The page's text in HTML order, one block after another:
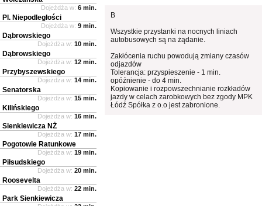
B
Wszystkie przystanki na nocnych liniach
autobusowych są na żądanie.
Zakłócenia ruchu powodują zmiany czasów
odjazdów
Tolerancja: przyspieszenie - 1 min.
opóźnienie - do 4 min.
Kopiowanie i rozpowszechnianie rozkładów
jazdy w celach zarobkowych bez zgody MPK
Łódź Spółka z o.o jest zabronione.
Dojeżdża w: 6 min.
Pl. Niepodległości
Dojeżdża w: 9 min.
Dąbrowskiego
Dojeżdża w: 10 min.
Dąbrowskiego
Dojeżdża w: 12 min.
Przybyszewskiego
Dojeżdża w: 14 min.
Senatorska
Dojeżdża w: 15 min.
Kilińskiego
Dojeżdża w: 16 min.
Sienkiewicza NŻ
Dojeżdża w: 17 min.
Pogotowie Ratunkowe
Dojeżdża w: 19 min.
Piłsudskiego
Dojeżdża w: 20 min.
Roosevelta
Dojeżdża w: 22 min.
Park Sienkiewicza